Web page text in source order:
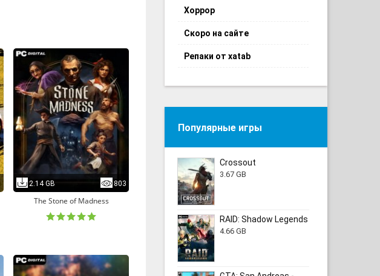
2.14 GB 803
The Stone of Madness
Хоррор
Скоро на сайте
Репаки от xatab
Популярные игры
Crossout
3.67 GB
RAID: Shadow Legends
4.66 GB